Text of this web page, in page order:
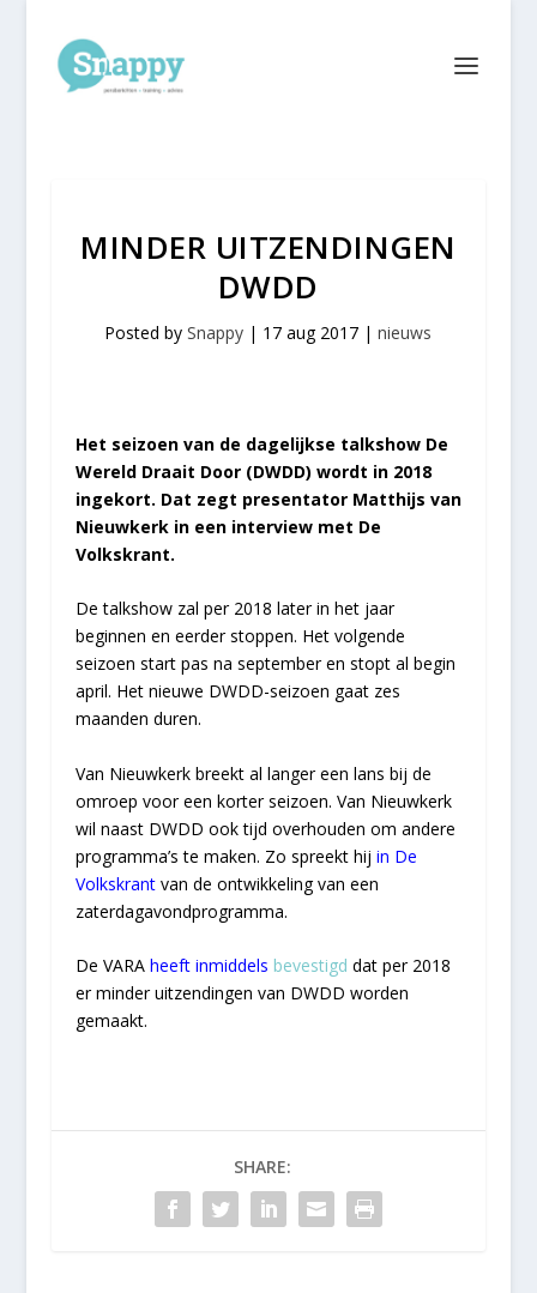
MINDER UITZENDINGEN
DWDD
Posted bySnappy | 17 aug 2017 |nieuws
Het seizoen van de dagelijkse talkshow De
Wereld Draait Door (DWDD) wordt in 2018
ingekort. Dat zegt presentator Matthijs van
Nieuwkerk in een interview met De
Volkskrant.
De talkshow zal per 2018 later in het jaar
beginnen en eerder stoppen. Het volgende
seizoen start pas na september en stopt al begin
april. Het nieuwe DWDD-seizoen gaat zes
maanden duren.
Van Nieuwkerk breekt al langer een lans bij de
omroep voor een korter seizoen. Van Nieuwkerk
wil naast DWDD ook tijd overhouden om andere
programma’s te maken. Zo spreekt hij in De
Volkskrantvan de ontwikkeling van een
zaterdagavondprogramma.
De VARA heeft inmiddels bevestigd dat per 2018
er minder uitzendingen van DWDD worden
gemaakt.
SHARE: